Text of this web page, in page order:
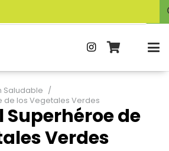
Saludable /
de los Vegetales Verdes
Superhéroe de
Verdes